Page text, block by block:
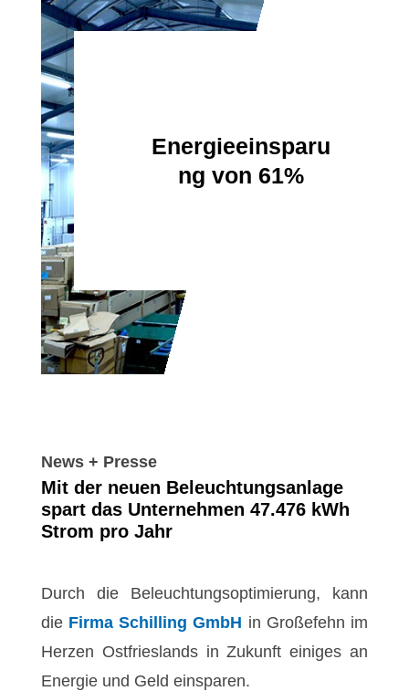
Energieeinsparu
ng von 61%
News + Presse
Mit der neuen Beleuchtungsanlage
spart das Unternehmen 47.476 kWh
Strom pro Jahr
Durch die Beleuchtungsoptimierung, kann
die Firma Schilling GmbH in Großefehn im
Herzen Ostfrieslands in Zukunft einiges an
Energie und Geld einsparen.